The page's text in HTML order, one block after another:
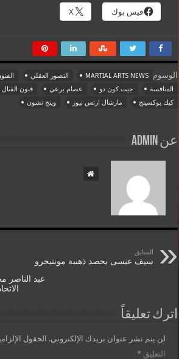
فيس بوك X
الوسوم MARTIAL ARTS NEWS التصور العقلي
المنافسة
جيت كون دو عصام برعي فنون القتال
كيك بوكسينج
مارشال ارتس نيوز وينج تشون
عن admin
السابق
سيف عيسى يحصد ذهبية مونتيجرو
عبد الناصر
اترك تعليقاً
لن يتم نشر عنوان بريدك الإلكتروني. الحقول
التعليق*